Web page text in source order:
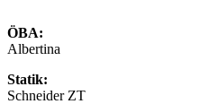
ÖBA:
Albertina
Statik:
Schneider ZT